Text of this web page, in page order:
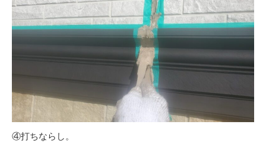
④打ちならし。